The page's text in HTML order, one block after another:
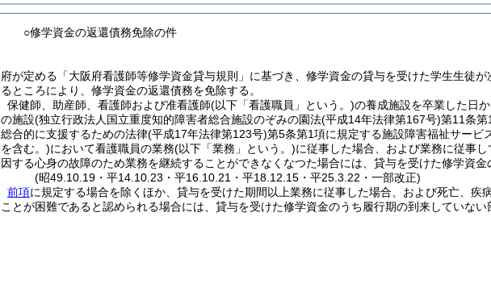
○修学資金の返還債務免除の件
府が定める「大阪府看護師等修学資金貸与規則」に基づき、修学資金の貸与を受けた学生生徒
るところにより、修学資金の返還債務を免除する。
保健師、助産師、看護師および准看護師(以下「看護職員」という。)の養成施設を卒業した日
の施設(独立行政法人国立重度知的障害者総合施設のぞみの園法(平成14年法律第167号)第11条第
総合的に支援するための法律(平成17年法律第123号)第5条第1項に規定する施設障害福祉サービ
を含む。)において看護職員の業務(以下「業務」という。)に従事した場合、および業務に従事
因する心身の故障のため業務を継続することができなくなつた場合には、貸与を受けた修学資金
(昭49.10.19・平14.10.23・平16.10.21・平18.12.15・平25.3.22・一部改正)
前項に規定する場合を除くほか、貸与を受けた期間以上業務に従事した場合、および死亡、
ことが困難であると認められる場合には、貸与を受けた修学資金のうち履行期の到来していな